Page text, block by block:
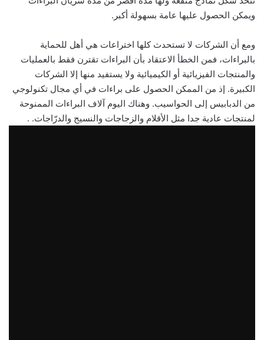
ويمكن الحصول عليها عامة بسهولة أكبر.
ومع أن الشركات لا تستحدث كلها اختراعات هي أهل للحماية
بالبراءات، فمن الخطأ الاعتقاد بأن البراءات تقترن فقط بالعمليات
والمنتجات الفيزيائية أو الكيميائية ولا يستفيد منها إلا الشركات
الكبيرة. إذ من الممكن الحصول على براءات في أي مجال تكنولوجي
من الدبابيس إلى الحواسيب. وهناك اليوم آلاف البراءات الممنوحة
لمنتجات عادية جدا مثل الأقلام والزجاجات والنسيج والدرّاجات. .